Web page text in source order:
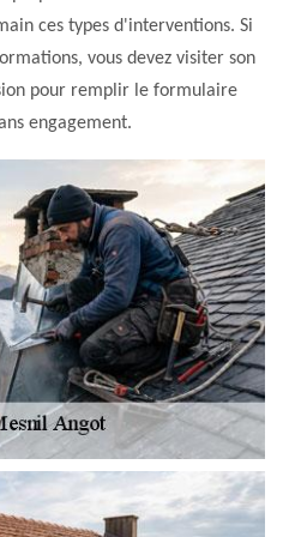
ces types d'interventions. Si
vous devez visiter son
pour remplir le formulaire
engagement.